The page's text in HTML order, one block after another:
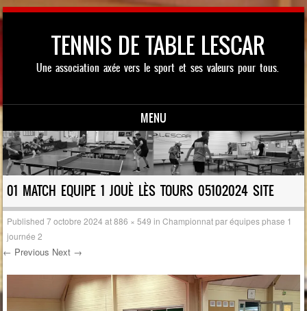
TENNIS DE TABLE LESCAR
Une association axée vers le sport et ses valeurs pour tous.
MENU
Skip to content
01 MATCH EQUIPE 1 JOUÈ LÈS TOURS 05102024 SITE
Published7 octobre 2024 at886 × 549 inChampionnat par équipes phase 1
journée 2
← Previous Next →